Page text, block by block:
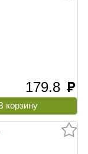
179.8 руб